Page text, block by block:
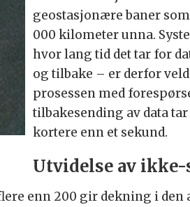
geostasjonære baner
000 kilometer unna.
hvor lang tid det tar for
og tilbake – er derfor
prosessen med
tilbakesending av data
kortere enn et sekund.
Utvidelse av
enn 200 gir dekning i den